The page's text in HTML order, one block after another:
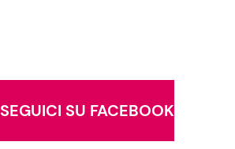
SEGUICI SU FACEBOOK